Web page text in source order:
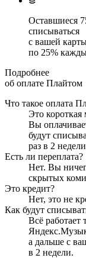
Оставшиеся
списываться
с вашей
по 25%
Подробнее
об оплате Плайтом
Что такое оплата
Это короткая
Вы
будут
раз в 2 недели
Есть ли переплата?
Нет. Вы
скрытых
Это кредит?
Нет, это не
Как будут
Всё работает
а дальше с
в 2 недели.